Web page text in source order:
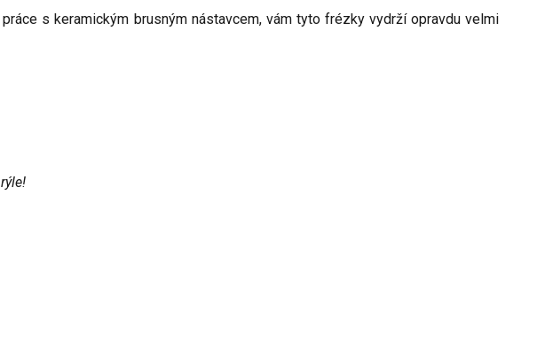
s keramickým brusným nástavcem, vám tyto frézky vydrží opravdu velmi